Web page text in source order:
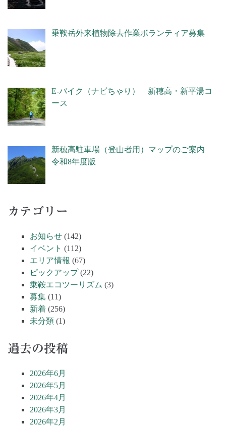
乗鞍岳外来植物除去作業ボランティア募集
E-バイク（ナビちゃり） 新穂高・新平湯コ
ース
新穂高駐車場（登山者用）マップのご案内
令和8年度版
カテゴリー
お知らせ (142)
イベント (112)
エリア情報 (67)
ピックアップ(22)
乗鞍エコツーリズム (3)
募集 (11)
新着 (256)
未分類 (1)
過去の投稿
2026年6月
2026年5月
2026年4月
2026年3月
2026年2月